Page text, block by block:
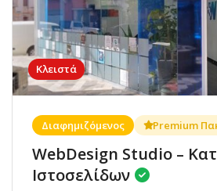
Κλειστά
Διαφημιζόμενος Premium
WebDesign Studio –
Ιστοσελίδων